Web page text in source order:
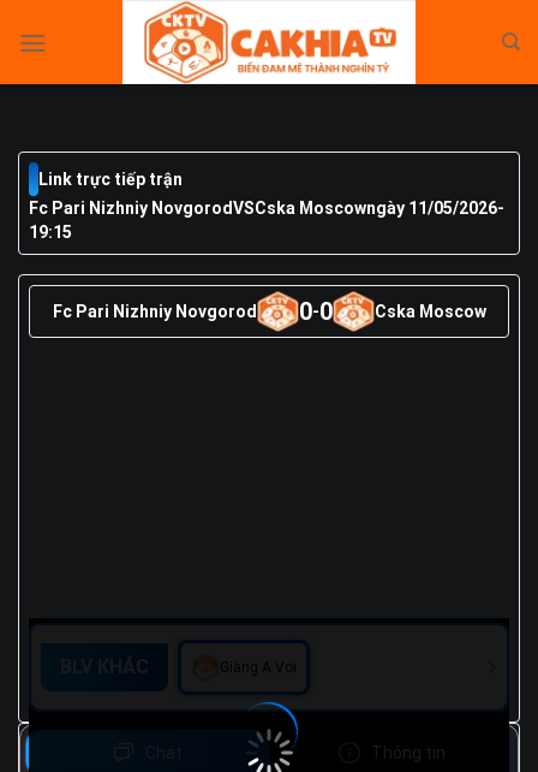
Link trực tiếp trận
Fc Pari Nizhniy NovgorodVSCska Moscowngày 11/05/2026-
19:15
Fc Pari Nizhniy Novgorod 0-0 Cska Moscow
BLV KHÁC Giàng A Voi
Chat Thông tin